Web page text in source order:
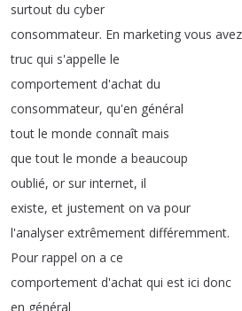
surtout du cyber
consommateur. En marketing vous avez
truc qui s'appelle le
comportement d'achat du
consommateur, qu'en général
tout le monde connaît mais
que tout le monde a beaucoup
oublié, or sur internet, il
existe, et justement on va pour
l'analyser extrêmement différemment.
Pour rappel on a ce
comportement d'achat qui est ici donc
en général